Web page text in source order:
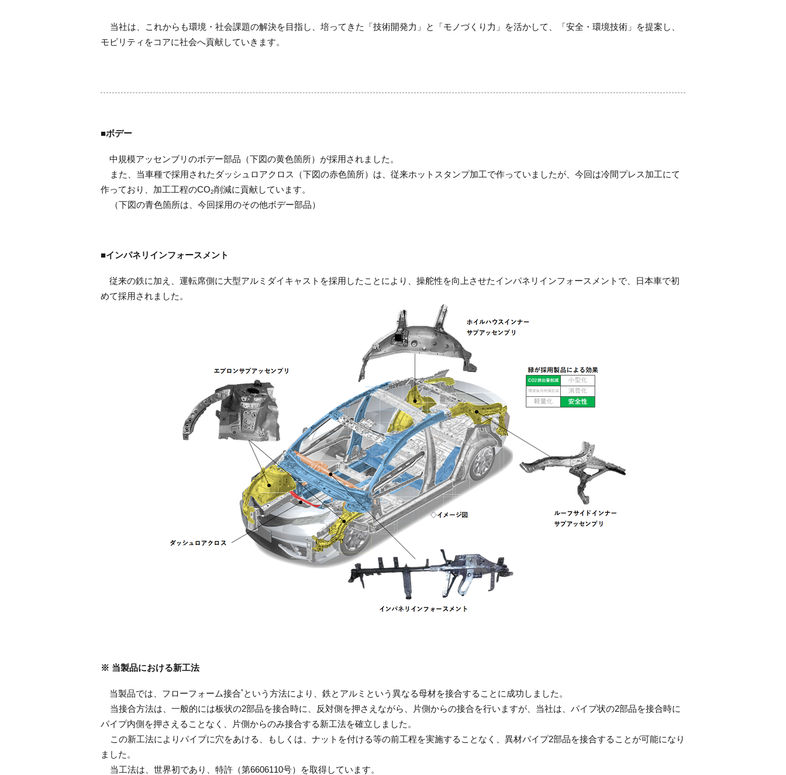
当社は、これからも環境・社会課題の解決を目指し、培ってきた「技術開発力」と「モノづくり力」を活かして、「安全・環境技術」を提案し、
モビリティをコアに社会へ貢献していきます。
■ボデー
中規模アッセンブリのボデー部品（下図の黄色箇所）が採用されました。
また、当車種で採用されたダッシュロアクロス（下図の赤色箇所）は、従来ホットスタンプ加工で作っていましたが、今回は冷間プレス加工にて
作っており、加工工程のCO2削減に貢献しています。
（下図の青色箇所は、今回採用のその他ボデー部品）
■インパネリインフォースメント
従来の鉄に加え、運転席側に大型アルミダイキャストを採用したことにより、操舵性を向上させたインパネリインフォースメントで、日本車で初
めて採用されました。
※ 当製品における新工法
当製品では、フローフォーム接合*という方法により、鉄とアルミという異なる母材を接合することに成功しました。
当接合方法は、一般的には板状の2部品を接合時に、反対側を押さえながら、片側からの接合を行いますが、当社は、パイプ状の2部品を接合時に
パイプ内側を押さえることなく、片側からのみ接合する新工法を確立しました。
この新工法によりパイプに穴をあける、もしくは、ナットを付ける等の前工程を実施することなく、異材パイプ2部品を接合することが可能になり
ました。
当工法は、世界初であり、特許（第6606110号）を取得しています。